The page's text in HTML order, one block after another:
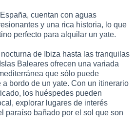
cuentan con aguas
y una rica historia, lo que
perfecto para alquilar un yate.
de Ibiza hasta las tranquilas
Baleares ofrecen una variada
que sólo puede
bordo de un yate. Con un itinerario
los huéspedes pueden
explorar lugares de interés
paraíso bañado por el sol que son